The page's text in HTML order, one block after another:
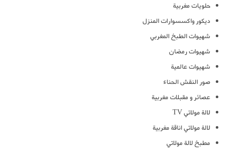
حلويات مغربية
ديكور واكسسوارات المنزل
شهيوات الطبخ المغربي
شهيوات رمضان
شهيوات عالمية
صور النقش الحناء
عصائر و مقبلات مغربية
لالة مولاتي TV
لالة مولاتي اناقة مغربية
مطبخ لالة مولاتي